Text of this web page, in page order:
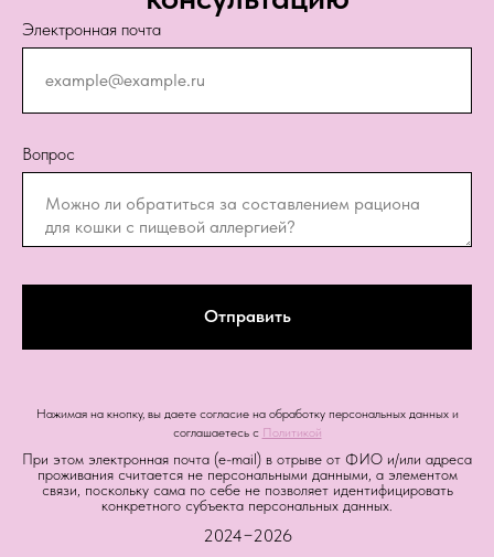
Электронная почта
Вопрос
Отправить
Нажимая на кнопку, вы даете согласие на обработку персональных данных и
соглашаетесь c Политикой
При этом электронная почта (e-mail) в отрыве от ФИО и/или адреса
проживания считается не персональными данными, а элементом
связи, поскольку сама по себе не позволяет идентифицировать
конкретного субъекта персональных данных.
2024−2026